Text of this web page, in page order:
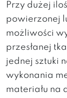
Przy dużej
powierzonej
możliwości
przesłanej
jednej sztuki
wykonania
materiału na